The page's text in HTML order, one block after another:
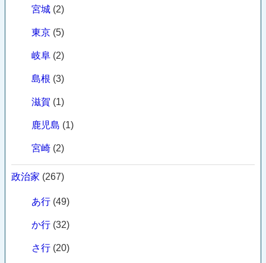
宮城 (2)
東京 (5)
岐阜 (2)
島根 (3)
滋賀 (1)
鹿児島 (1)
宮崎 (2)
政治家 (267)
あ行 (49)
か行 (32)
さ行 (20)